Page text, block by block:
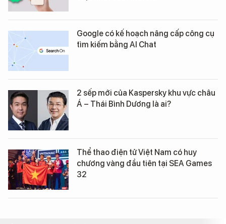
Google có kế hoạch nâng cấp công cụ
tìm kiếm bằng AI Chat
2 sếp mới của Kaspersky khu vực châu
Á – Thái Bình Dương là ai?
Thể thao điện tử Việt Nam có huy
chương vàng đầu tiên tại SEA Games
32